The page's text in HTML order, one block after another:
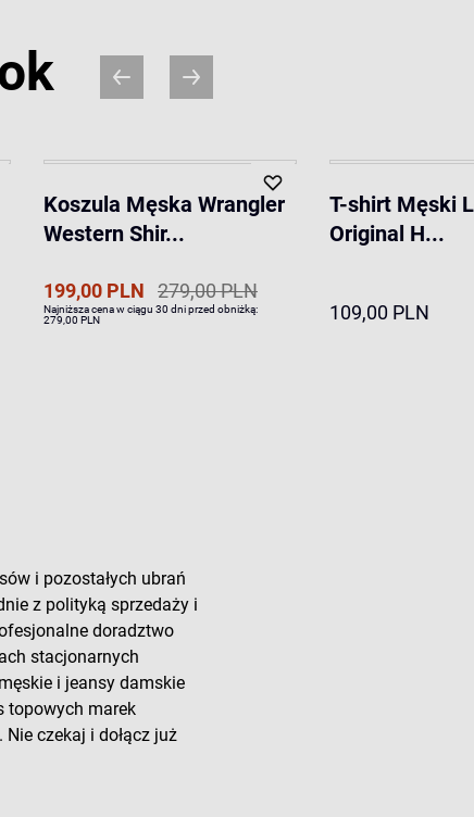
Koszula Męska Wrangler
Western Shir...
199,00 PLN 279,00 PLN
Najniższa cena w ciągu 30 dni przed obniżką:
279,00 PLN
T-shirt Męski
Original H...
109,00 PLN
i pozostałych ubrań
z polityką sprzedaży i
doradztwo
stacjonarnych
i jeansy damskie
topowych marek
czekaj i dołącz już